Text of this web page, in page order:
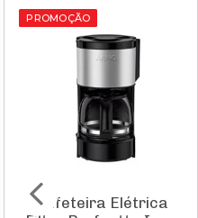
PROMOÇÃO
Cafeteira Elétrica